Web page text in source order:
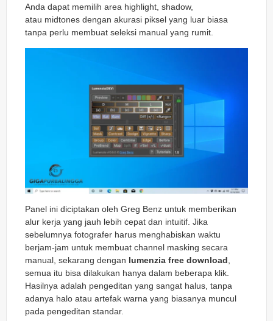
Anda dapat memilih area highlight shadow,
atau midtones dengan akurasi piksel yang luar biasa
tanpa perlu membuat seleksi manual yang rumit.
Panel ini diciptakan oleh Greg Benz untuk memberikan
alur kerja yang jauh lebih cepat dan intuitif. Jika
sebelumnya fotografer harus menghabiskan waktu
berjam-jam untuk membuat channel masking secara
manual, sekarang dengan lumenzia free download
semua itu bisa dilakukan hanya dalam beberapa klik.
Hasilnya adalah pengeditan yang sangat halus, tanpa
adanya halo atau artefak warna yang biasanya muncul
pada pengeditan standar.